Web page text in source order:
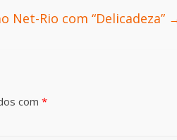
Net-Rio com “Delicadeza”
com *